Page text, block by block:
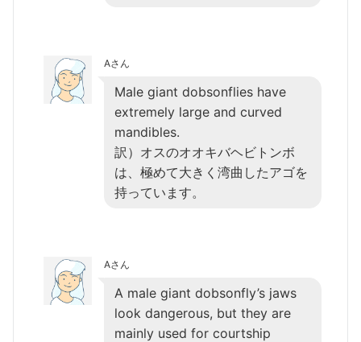
Aさん
Male giant dobsonflies have
extremely large and curved
mandibles.
訳）オスのオオキバヘビトンボ
は、極めて大きく湾曲したアゴを
持っています。
Aさん
A male giant dobsonfly’s jaws
look dangerous, but they are
mainly used for courtship